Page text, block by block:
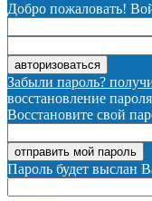
Добро пожаловать!
Забыли пароль?
восстановление пароля
Восстановите свой
Пароль будет выслан